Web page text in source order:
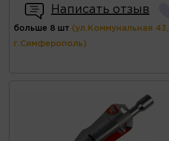
Написать отзыв
больше 8 шт (ул.Коммунальная 43,
г.Симферополь)